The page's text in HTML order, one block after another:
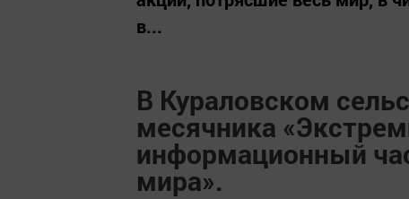
в...
В Кураловском
месячника
информационный
мира».